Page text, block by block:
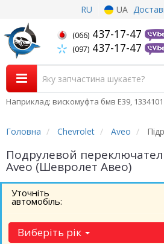
RU UA
(066) 437-17-47
(097) 437-17-47
Наприклад: вискомуфта бмв Е39, 1334101
Головна Chevrolet Aveo
Подрулевой
Aveo (Шевролет Авео)
Уточніть
автомобіль:
Виберіть рік